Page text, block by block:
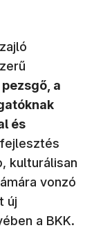
a
és
kulturálisan
vonzó
új
a BKK.